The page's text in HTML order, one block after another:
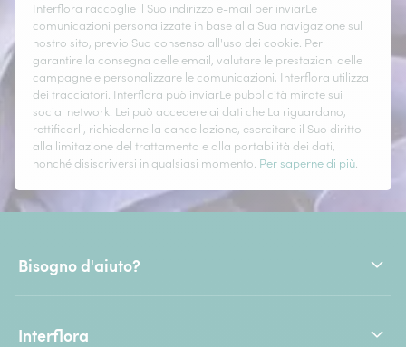
Interflora raccoglie il Suo indirizzo e-mail per inviarLe
comunicazioni personalizzate in base alla Sua navigazione sul
nostro sito, previo Suo consenso all'uso dei cookie. Per
garantire la consegna delle email, valutare le prestazioni delle
campagne e personalizzare le comunicazioni, Interflora utilizza
dei tracciatori. Interflora può inviarLe pubblicità mirate sui
social network. Lei può accedere ai dati che La riguardano,
rettificarli, richiederne la cancellazione, esercitare il Suo diritto
alla limitazione del trattamento e alla portabilità dei dati,
nonché disiscriversi in qualsiasi momento. Per saperne di più.
Bisogno d'aiuto?
Interflora